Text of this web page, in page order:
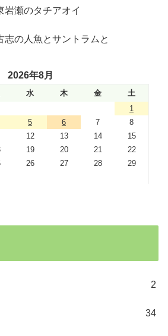
岩瀬のタチアオイ
志の人魚とサントラムと
2026年8月
水 木 金
土
1
5 6 7
8
12 13 14
15
19 20 21
22
26 27 28
29
2
34